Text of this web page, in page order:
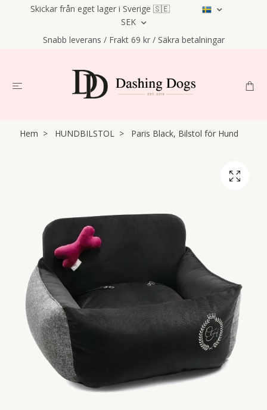
Skickar från eget lager i Sverige 🇸🇪
SEK
Snabb leverans / Frakt 69 kr / Säkra betalningar
Hem HUNDBILSTOL Paris Black, Bilstol för Hund